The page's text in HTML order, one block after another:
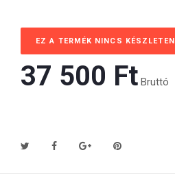
EZ A TERMÉK NINCS KÉSZLETEN
37 500 Ft‎ Bruttó